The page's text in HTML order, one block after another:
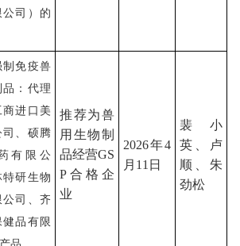
司）的
免疫兽
品：代理
进口美
司、硕腾
有限公
研生物
司、齐
品有限
推荐为兽
用生物制
品经营GS
P合格企
业
2026年4
月11日
裴小
英、卢
顺、朱
劲松